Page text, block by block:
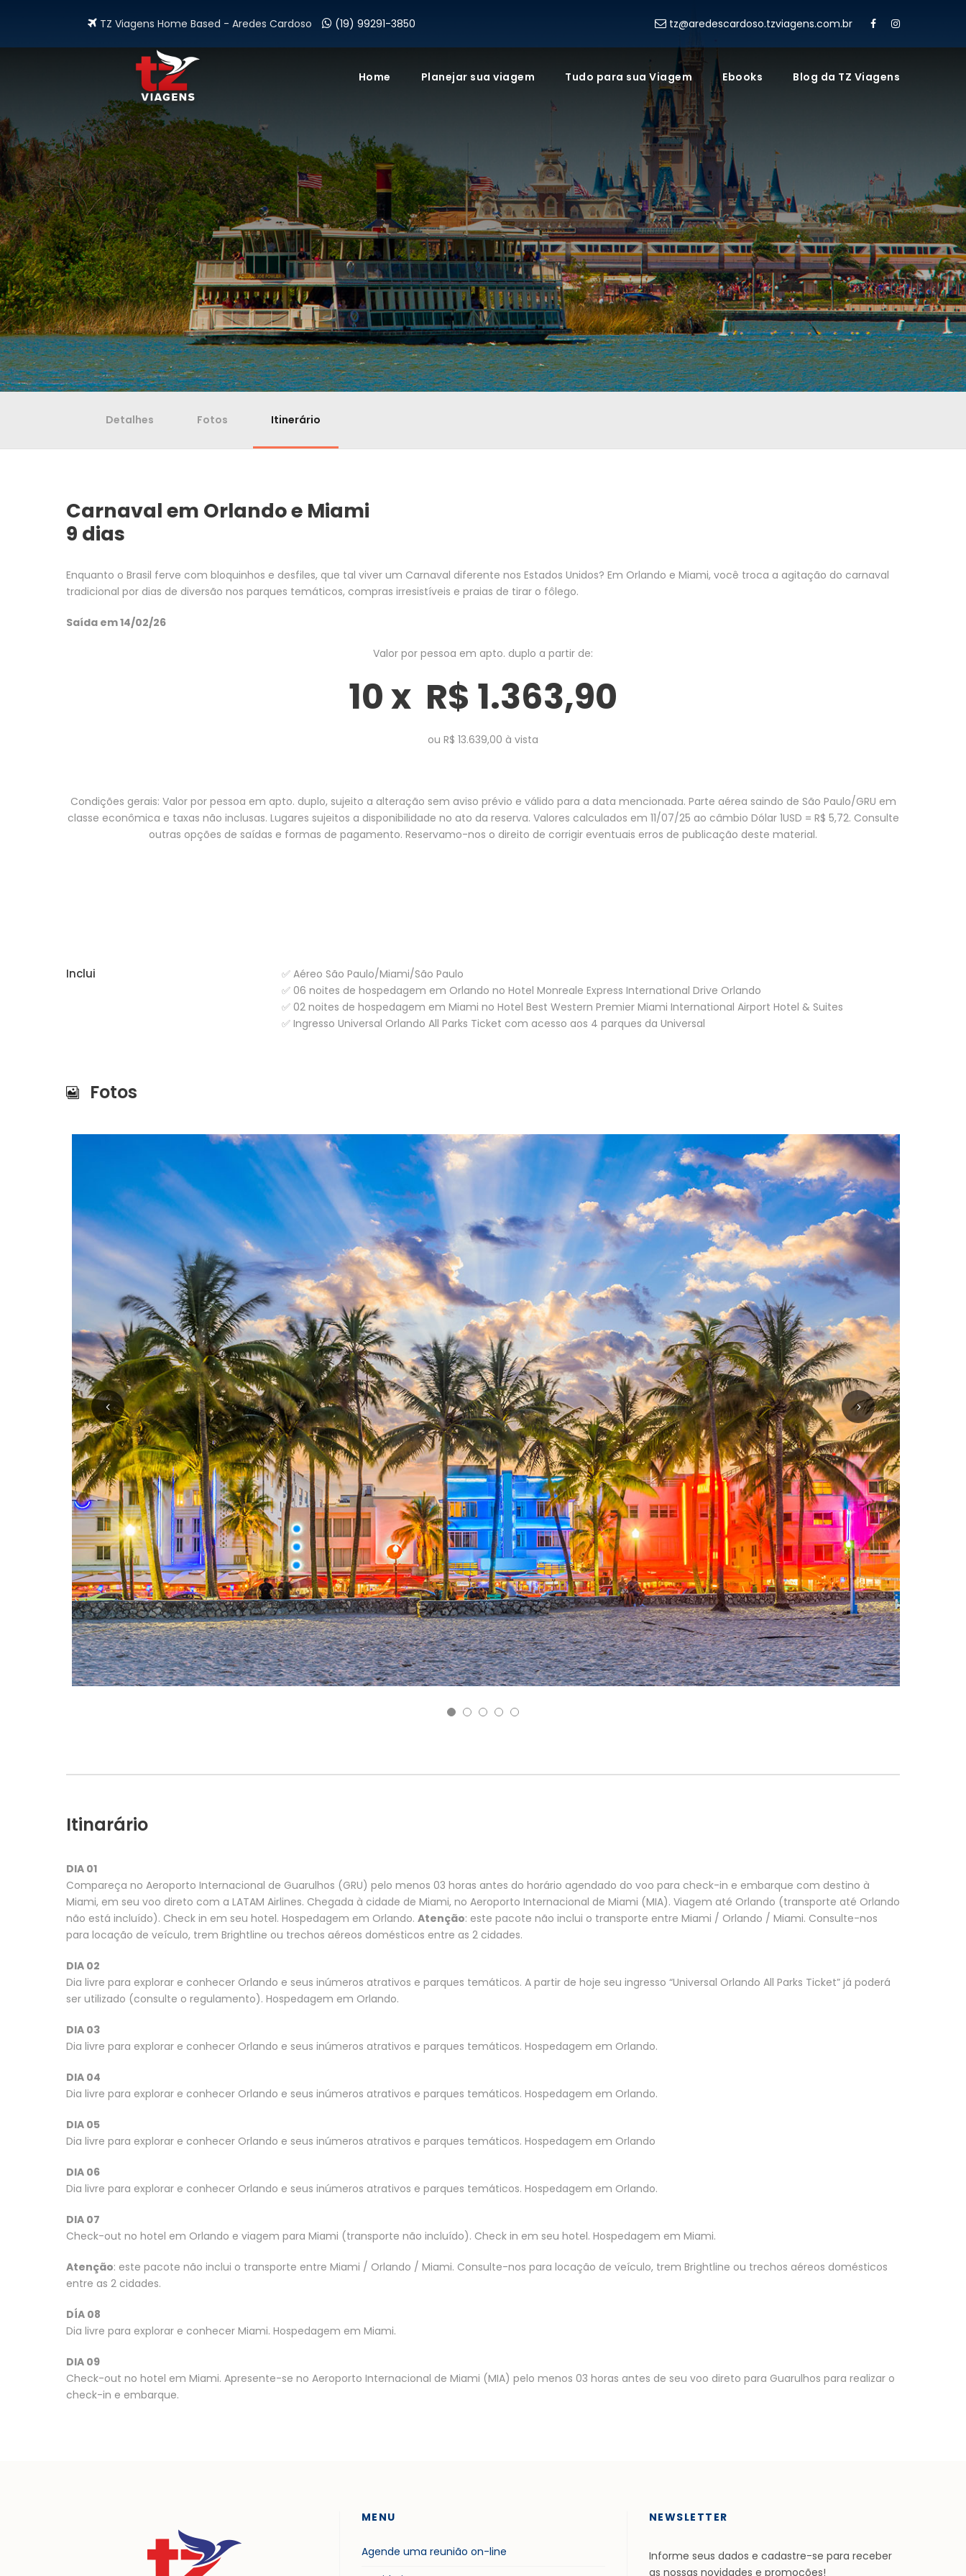
TZ Viagens Home Based - Aredes Cardoso (19) 99291-3850 tz@aredescardoso.tzviagens.com.br
Home Planejar sua viagem Tudo para sua Viagem Ebooks Blog da TZ Viagens
Detalhes Fotos Itinerário
Carnaval em Orlando e Miami
9 dias
Enquanto o Brasil ferve com bloquinhos e desfiles, que tal viver um Carnaval diferente nos Estados Unidos? Em Orlando e Miami, você troca a agitação do carnaval
tradicional por dias de diversão nos parques temáticos, compras irresistíveis e praias de tirar o fôlego.
Saída em14/02/26
Valor por pessoa em apto. duplo a partir de:
10 x R$ 1.363,90
ou R$ 13.639,00 à vista
Condições gerais: Valor por pessoa em apto. duplo, sujeito a alteração sem aviso prévio e válido para a data mencionada. Parte aérea saindo de São Paulo/GRU em
classe econômica e taxas não inclusas. Lugares sujeitos a disponibilidade no ato da reserva. Valores calculados em 11/07/25 ao câmbio Dólar 1USD = R$ 5,72. Consulte
outras opções de saídas e formas de pagamento. Reservamo-nos o direito de corrigir eventuais erros de publicação deste material.
Inclui
✅ Aéreo São Paulo/Miami/São Paulo
✅ 06 noites de hospedagem em Orlando no Hotel Monreale Express International Drive Orlando
✅ 02 noites de hospedagem em Miami no Hotel Best Western Premier Miami International Airport Hotel & Suites
✅ Ingresso Universal Orlando All Parks Ticket com acesso aos 4 parques da Universal
Fotos
Itinarário
DIA 01
Compareça no Aeroporto Internacional de Guarulhos (GRU) pelo menos 03 horas antes do horário agendado do voo para check-in e embarque com destino à
Miami, em seu voo direto com a LATAM Airlines. Chegada à cidade de Miami, no Aeroporto Internacional de Miami (MIA). Viagem até Orlando (transporte até Orlando
não está incluído). Check in em seu hotel. Hospedagem em Orlando. Atenção: este pacote não inclui o transporte entre Miami / Orlando / Miami. Consulte-nos
para locação de veículo, trem Brightline ou trechos aéreos domésticos entre as 2 cidades.
DIA 02
Dia livre para explorar e conhecer Orlando e seus inúmeros atrativos e parques temáticos. A partir de hoje seu ingresso “Universal Orlando All Parks Ticket” já poderá
ser utilizado (consulte o regulamento). Hospedagem em Orlando.
DIA 03
Dia livre para explorar e conhecer Orlando e seus inúmeros atrativos e parques temáticos. Hospedagem em Orlando.
DIA 04
Dia livre para explorar e conhecer Orlando e seus inúmeros atrativos e parques temáticos. Hospedagem em Orlando.
DIA 05
Dia livre para explorar e conhecer Orlando e seus inúmeros atrativos e parques temáticos. Hospedagem em Orlando
DIA 06
Dia livre para explorar e conhecer Orlando e seus inúmeros atrativos e parques temáticos. Hospedagem em Orlando.
DIA 07
Check-out no hotel em Orlando e viagem para Miami (transporte não incluído). Check in em seu hotel. Hospedagem em Miami.
Atenção: este pacote não inclui o transporte entre Miami / Orlando / Miami. Consulte-nos para locação de veículo, trem Brightline ou trechos aéreos domésticos
entre as 2 cidades.
DÍA 08
Dia livre para explorar e conhecer Miami. Hospedagem em Miami.
DIA 09
Check-out no hotel em Miami. Apresente-se no Aeroporto Internacional de Miami (MIA) pelo menos 03 horas antes de seu voo direto para Guarulhos para realizar o
check-in e embarque.
MENU
Agende uma reunião on-line
NEWSLETTER
Informe seus dados e cadastre-se para receber
as nossas novidades e promoções!